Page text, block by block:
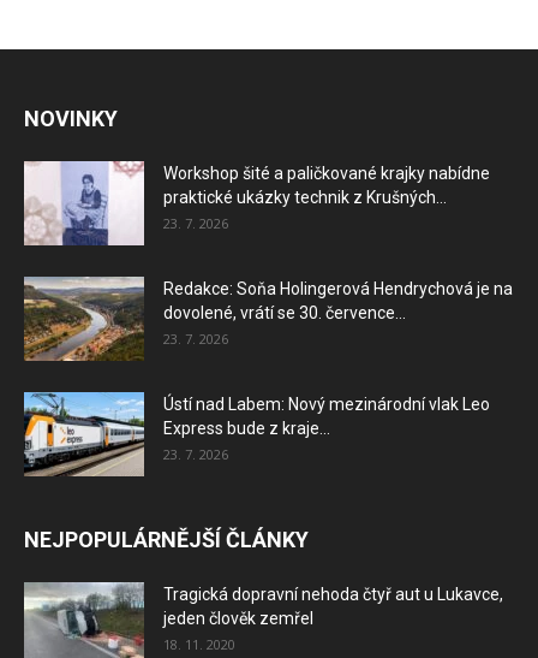
NOVINKY
Workshop šité a paličkované krajky nabídne
praktické ukázky technik z Krušných...
23. 7. 2026
Redakce: Soňa Holingerová Hendrychová je na
dovolené, vrátí se 30. července...
23. 7. 2026
Ústí nad Labem: Nový mezinárodní vlak Leo
Express bude z kraje...
23. 7. 2026
NEJPOPULÁRNĚJŠÍ ČLÁNKY
Tragická dopravní nehoda čtyř aut u Lukavce,
jeden člověk zemřel
18. 11. 2020